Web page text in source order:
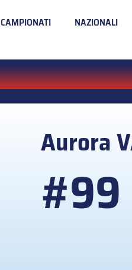
CAMPIONATI NAZIONALI
Aurora
#99